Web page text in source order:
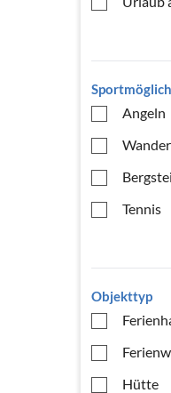
Angeln
Tennis
Objekttyp
Hütte